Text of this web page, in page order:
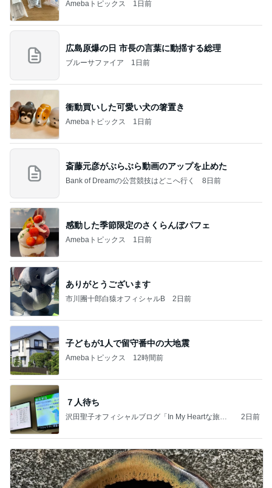
Amebaトピックス 1日前
広島原爆の日 市長の言葉に動揺する総理
ブルーサファイア 1日前
衝動買いした可愛い犬の箸置き
Amebaトピックス 1日前
斎藤元彦がぶらぶら動画のアップを止めた
Bank of Dreamの公営競技はどこへ行く 8日前
感動した季節限定のさくらんぼパフェ
Amebaトピックス 1日前
ありがとうございます
市川團十郎白猿オフィシャルB 2日前
子どもが1人で留守番中の大地震
Amebaトピックス 12時間前
７人待ち
沢田聖子オフィシャルブログ「In My Heartな旅日
2日前